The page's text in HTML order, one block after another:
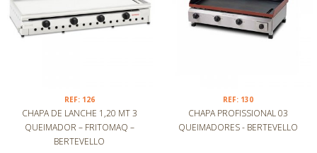
REF: 126
CHAPA DE LANCHE 1,20 MT 3
QUEIMADOR – FRITOMAQ –
BERTEVELLO
REF: 130
CHAPA PROFISSIONAL 03
QUEIMADORES - BERTEVELLO